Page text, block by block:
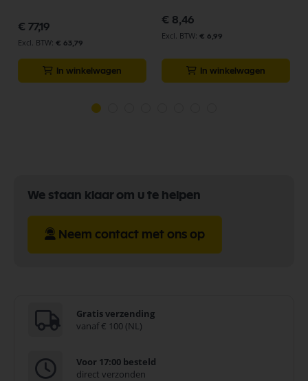
€ 77,19
€ 63,79
In winkelwagen
€ 8,46
€ 6,99
In winkelwagen
We staan klaar om u te helpen
Neem contact met ons op
Gratis verzending
vanaf € 100 (NL)
Voor 17:00 besteld
direct verzonden